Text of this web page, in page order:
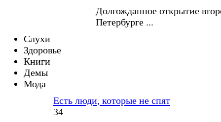
Долгожданное открытие
Петербурге ...
Слухи
Здоровье
Книги
Демы
Мода
Есть люди, которые не спят
34